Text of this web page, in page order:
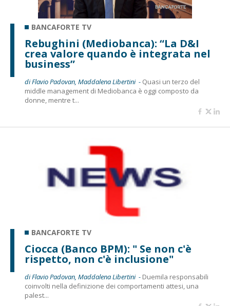
BANCAFORTE TV
Rebughini (Mediobanca): “La D&I
crea valore quando è integrata nel
business”
di Flavio Padovan, Maddalena Libertini - Quasi un terzo del
middle management di Mediobanca è oggi composto da
donne, mentre t...
BANCAFORTE TV
Ciocca (Banco BPM): " Se non c'è
rispetto, non c'è inclusione"
di Flavio Padovan, Maddalena Libertini - Duemila responsabili
coinvolti nella definizione dei comportamenti attesi, una
palest...